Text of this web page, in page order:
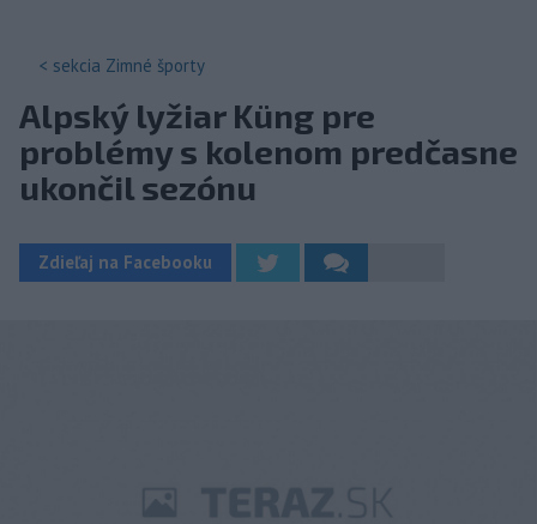
< sekcia Zimné športy
Alpský lyžiar Küng pre
problémy s kolenom predčasne
ukončil sezónu
Zdieľaj na Facebooku